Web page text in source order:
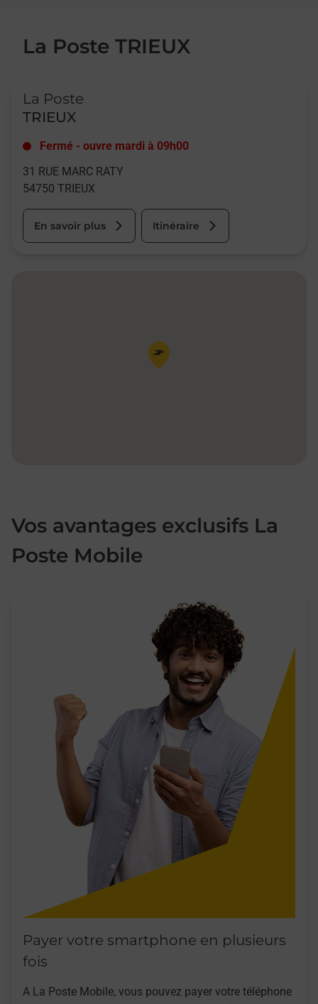
La Poste TRIEUX
La Poste
TRIEUX
Fermé - ouvre mardi à 09h00
31 RUE MARC RATY
54750 TRIEUX
En savoir plus Itinéraire
Pin de la carte
Vos avantages exclusifs La
Poste Mobile
Payer votre smartphone en plusieurs
fois
A La Poste Mobile, vous pouvez payer votre téléphone